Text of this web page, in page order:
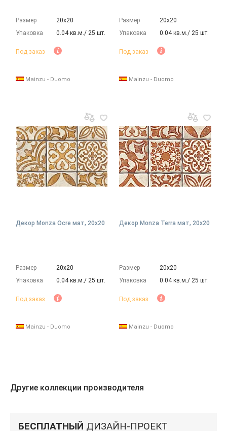
Размер
20х20
Упаковка
0.04 кв.м./ 25 шт.
Под заказ
Mainzu - Duomo
Размер
20х20
Упаковка
0.04 кв.м./ 25 шт.
Под заказ
Mainzu - Duomo
Декор Monza Ocre мат, 20x20
Размер
20х20
Упаковка
0.04 кв.м./ 25 шт.
Под заказ
Mainzu - Duomo
Декор Monza Terra мат, 20x20
Размер
20х20
Упаковка
0.04 кв.м./ 25 шт.
Под заказ
Mainzu - Duomo
Другие коллекции производителя
БЕСПЛАТНЫЙ ДИЗАЙН-ПРОЕКТ